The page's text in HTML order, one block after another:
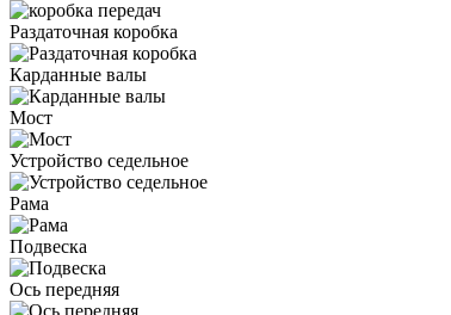
Раздаточная коробка
Карданные валы
Мост
Устройство седельное
Рама
Подвеска
Ось передняя